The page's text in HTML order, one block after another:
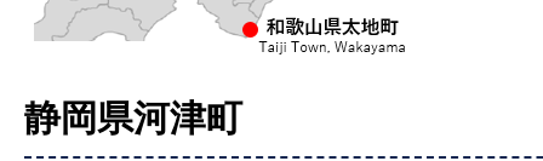
静岡県河津町